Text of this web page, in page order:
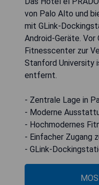
von Palo Alto und
mit GLink-
Android-Geräte.
Fitnesscenter zur
Stanford University
entfernt.
- Zentrale Lage in
- Moderne
- Hochmodernes
- Einfacher Zugang
- GLink-